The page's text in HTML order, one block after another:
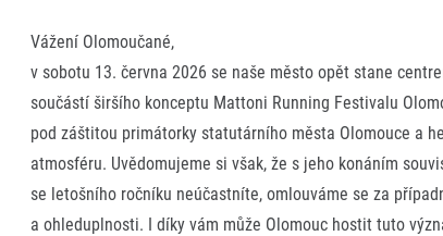
Vážení Olomoučané,
v sobotu 13. června 2026 se naše město opět stane
součástí širšího konceptu Mattoni Running Festivalu
pod záštitou primátorky statutárního města Olomouce a
atmosféru. Uvědomujeme si však, že s jeho konáním
se letošního ročníku neúčastníte, omlouváme se za
a ohleduplnosti. I díky vám může Olomouc hostit tuto